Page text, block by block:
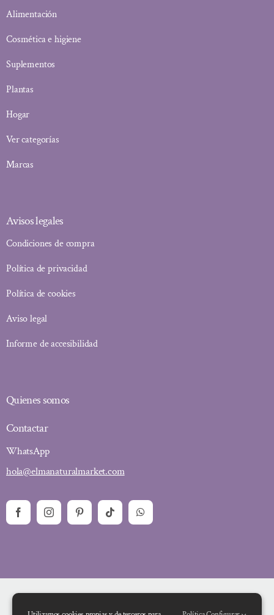
Alimentación
Cosmética e higiene
Suplementos
Plantas
Hogar
Ver categorías
Marcas
Avisos legales
Condiciones de compra
Política de privacidad
Política de cookies
Aviso legal
Informe de accesibilidad
Quienes somos
Contactar
WhatsApp
hola@elmanaturalmarket.com